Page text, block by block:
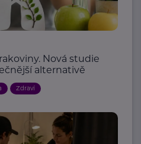
Nová studie
alternativě
Zdraví